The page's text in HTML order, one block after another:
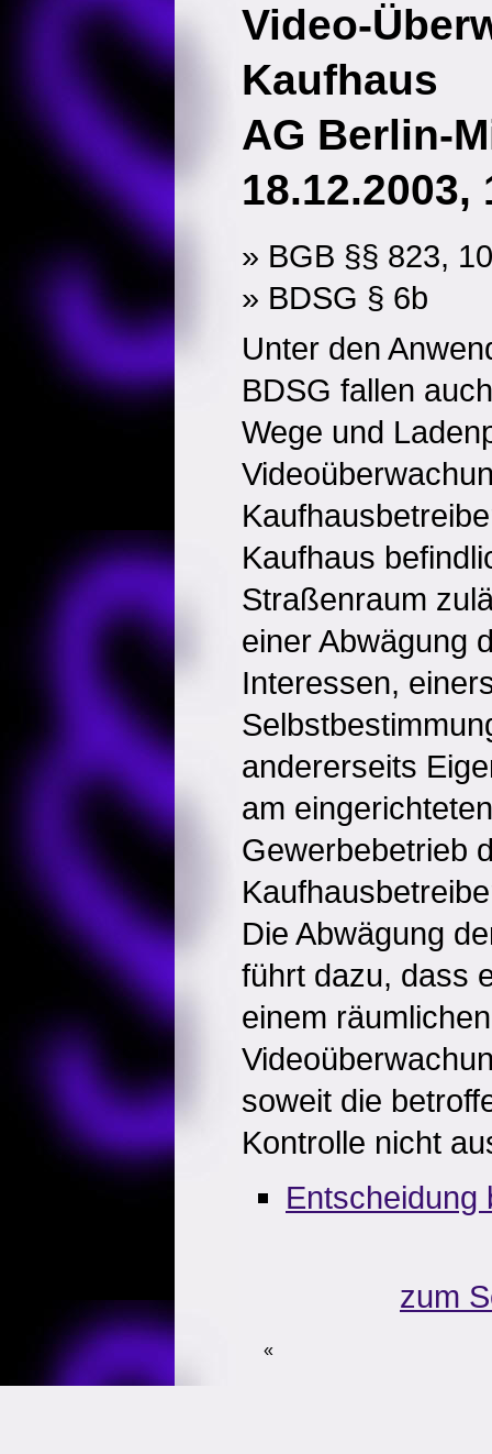
Video-
Kaufhaus
AG Berlin-
18.12.2003,
» BGB §§ 823,
» BDSG § 6b
Unter den
BDSG fallen
Wege und
Kaufhaus
Straßenraum
einer Abwägung
Interessen,
andererseits
am
Gewerbebetrieb
Die Abwägung
führt dazu, dass
einem
soweit die
Kontrolle nicht
Entscheidung
zum
«